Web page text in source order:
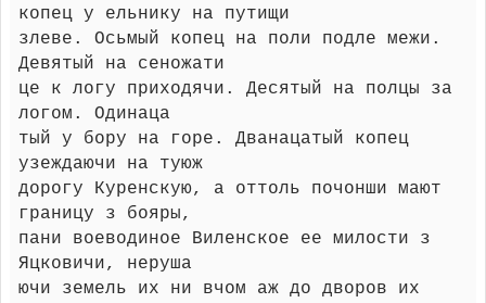
копец у ельнику на путищи
злеве. Осьмый копец на поли подле межи.
Девятый на сеножати
це к логу приходячи. Десятый на полцы за
логом. Одинаца
тый у бору на горе. Дванацатый копец
узеждаючи на туюж
дорогу Куренскую, а оттоль почонши мают
границу з бояры,
пани воеводиное Виленское ее милости з
Яцковичи, неруша
ючи земель их ни вчом аж до дворов их